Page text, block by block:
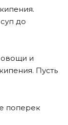
до
и
Пусть
поперек